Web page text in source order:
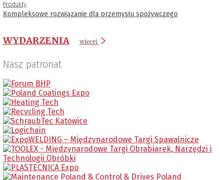
Produkty
Kompleksowe rozwiązanie dla przemysłu spożywczego
WYDARZENIA więcej
Nasz patronat